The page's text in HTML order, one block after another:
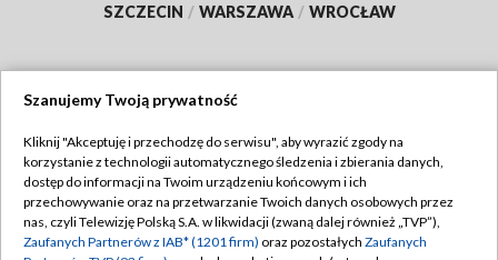
SZCZECIN / WARSZAWA / WROCŁAW
TVP
Abonament TVP
Emisja w TVP
Regulamin TVP
Polityka prywatności
Szanujemy Twoją prywatność
Kliknij "Akceptuję i przechodzę do serwisu", aby wyrazić zgody na
korzystanie z technologii automatycznego śledzenia i zbierania danych,
dostęp do informacji na Twoim urządzeniu końcowym i ich
przechowywanie oraz na przetwarzanie Twoich danych osobowych przez
nas, czyli Telewizję Polską S.A. w likwidacji (zwaną dalej również „TVP”),
Zaufanych Partnerów z IAB* (1201 firm) oraz pozostałych Zaufanych